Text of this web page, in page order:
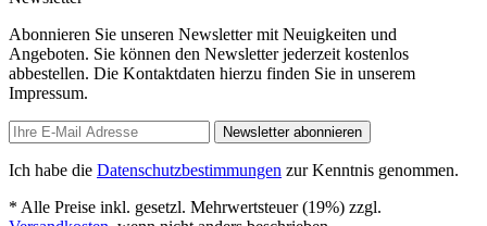
Abonnieren Sie unseren Newsletter mit Neuigkeiten und
Angeboten. Sie können den Newsletter jederzeit kostenlos
abbestellen. Die Kontaktdaten hierzu finden Sie in unserem
Impressum.
Newsletter abonnieren
Ich habe die Datenschutzbestimmungen zur Kenntnis genommen.
* Alle Preise inkl. gesetzl. Mehrwertsteuer (19%) zzgl.